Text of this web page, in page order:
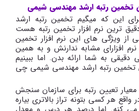
تخمین رتبه ارشد مهندسی شیمی
این که میگیم تخمین رتبه ارشد
شیمی 3گام دقیق ترین نرم افزار تخمین رتبه هست
از ویژگی های این نرم افزار تخمین
افزارای مشابه ندارنش و به همین
به شما ارائه بدن. اما ببینیم
تخمین رتبه ارشد مهندسی شیمی چی
تعیین رتبه برای سازمان سنجش
واقع هر کسی بتونه تراز بالاتری بیاره